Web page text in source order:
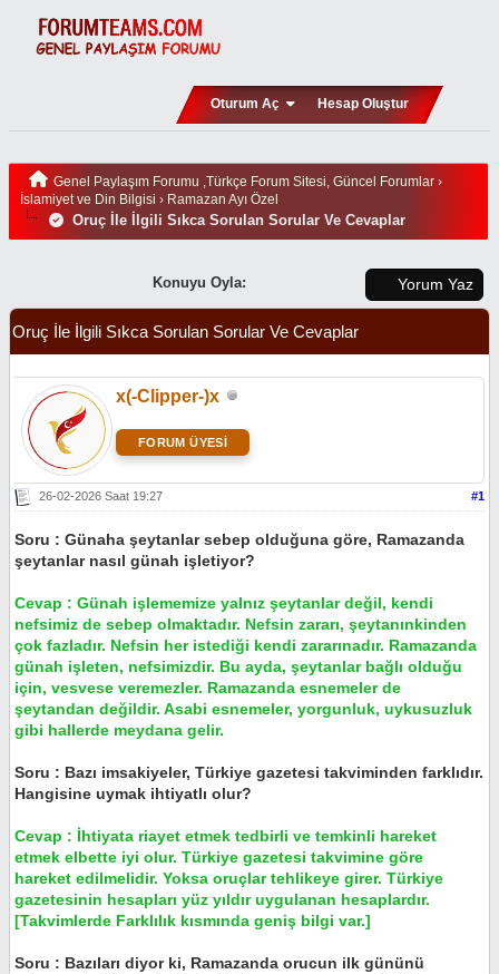
Oturum Aç Hesap Oluştur
Genel Paylaşım Forumu ,Türkçe Forum Sitesi, Güncel Forumlar ›
İslamiyet ve Din Bilgisi › Ramazan Ayı Özel
Oruç İle İlgili Sıkca Sorulan Sorular Ve Cevaplar
Yorum Yaz
Konuyu Oyla:
Oruç İle İlgili Sıkca Sorulan Sorular Ve Cevaplar
x(-Clipper-)x
FORUM ÜYESİ
#1
26-02-2026 Saat 19:27
Soru : Günaha şeytanlar sebep olduğuna göre, Ramazanda
şeytanlar nasıl günah işletiyor?
Cevap : Günah işlememize yalnız şeytanlar değil, kendi
nefsimiz de sebep olmaktadır. Nefsin zararı, şeytanınkinden
çok fazladır. Nefsin her istediği kendi zararınadır. Ramazanda
günah işleten, nefsimizdir. Bu ayda, şeytanlar bağlı olduğu
için, vesvese veremezler. Ramazanda esnemeler de
şeytandan değildir. Asabi esnemeler, yorgunluk, uykusuzluk
gibi hallerde meydana gelir.
Soru : Bazı imsakiyeler, Türkiye gazetesi takviminden farklıdır.
Hangisine uymak ihtiyatlı olur?
Cevap : İhtiyata riayet etmek tedbirli ve temkinli hareket
etmek elbette iyi olur. Türkiye gazetesi takvimine göre
hareket edilmelidir. Yoksa oruçlar tehlikeye girer. Türkiye
gazetesinin hesapları yüz yıldır uygulanan hesaplardır.
[Takvimlerde Farklılık kısmında geniş bilgi var.]
Soru : Bazıları diyor ki, Ramazanda orucun ilk gününü